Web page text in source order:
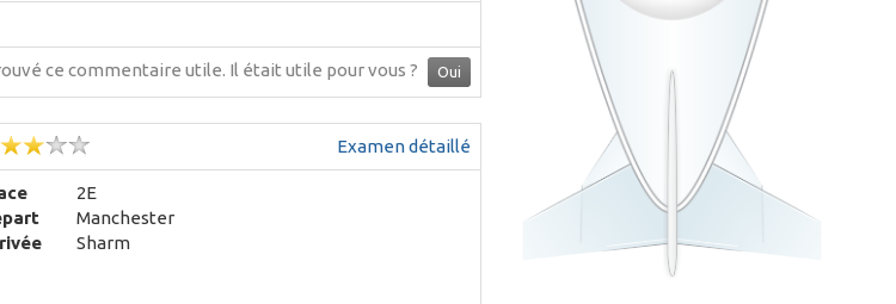
ce commentaire utile. Il était utile pour vous ? Oui
Examen détaillé
2E
Manchester
Sharm